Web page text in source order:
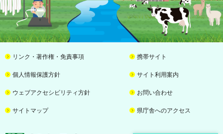
リンク・著作権・免責事項 携帯サイト
個人情報保護方針 サイト利用案内
ウェブアクセシビリティ方針 お問い合わせ
サイトマップ 県庁舎へのアクセス